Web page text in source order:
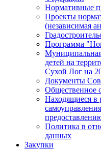
Нормативные
Проекты
(независимая
Программа
детей на
Сухой Лог на
Документы
Общественное
Находящиеся в
Политика в
данных
Закупки